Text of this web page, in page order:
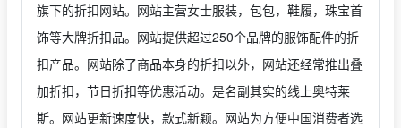
旗下的折扣网站。网站主营女士服装，包包，鞋履，珠宝首
饰等大牌折扣品。网站提供超过250个品牌的服饰配件的折
扣产品。网站除了商品本身的折扣以外，网站还经常推出叠
加折扣，节日折扣等优惠活动。是名副其实的线上奥特莱
斯。网站更新速度快，款式新颖。网站为方便中国消费者选